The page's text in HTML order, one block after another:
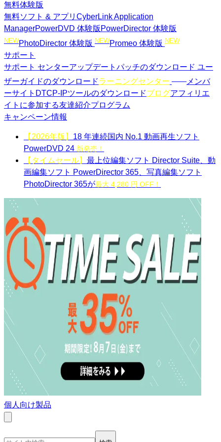
無料体験版
無料ソフト & アプリ CyberLink Application
ManagerPowerDVD 体験版 PowerDirector 体験版
NEWPhotoDirector 体験版 NEWPromeo 体験版 NEW
サポート
サポート センターアップデートパッチのダウンロード ユー
ザーガイドのダウンロードラーニングセンター
メンバ
ーサイト DTCP-IPツールのダウンロードブログアフィリエ
イトに参加する友達紹介プログラム
キャンペーン情報
【2026年版】 18 年連続国内 No.1 動画再生ソフト
PowerDVD 24 新発売！
【タイムセール】 最上位編集ソフト Director Suite、動
画編集ソフト PowerDirector 365、写真編集ソフト
PhotoDirector 365が最大 4,280 円 OFF！
個人向け製品